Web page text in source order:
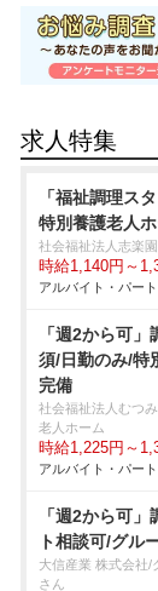
求人特集
「福祉調理ス
特別養護老人
社会福祉法人志楽
時給1,140円～
アルバイト・パー
「週2から可
須/日勤のみ/特
完備
社会福祉法人むつ
老人ホーム
時給1,225円～
アルバイト・パー
「週2から可
ト相談可/グル
大信産業 株式会社/
さん